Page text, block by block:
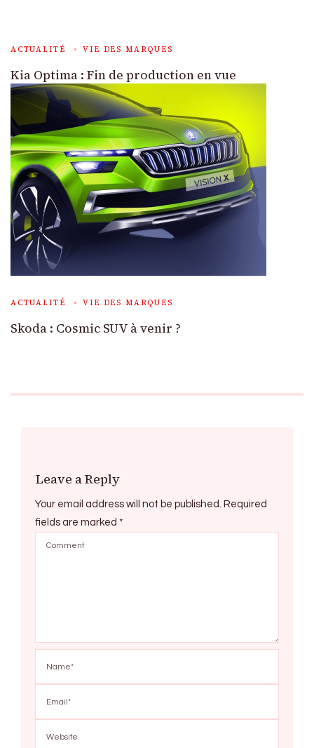
ACTUALITÉ VIE DES MARQUES
Kia Optima : Fin de production en vue
ACTUALITÉ VIE DES MARQUES
Skoda : Cosmic SUV à venir ?
Leave a Reply
Your email address will not be published.
Required
fields are marked *